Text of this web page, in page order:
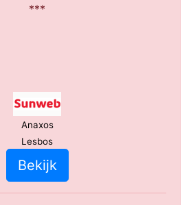
***
Anaxos
Lesbos
Bekijk